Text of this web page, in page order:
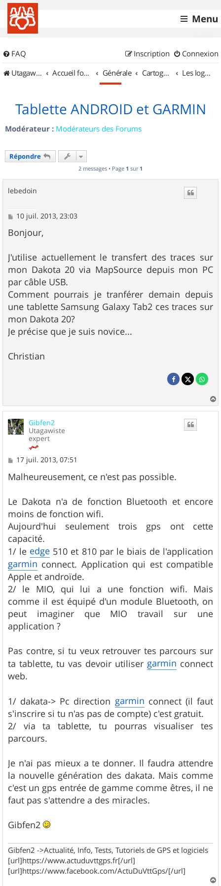
Menu
FAQ Connexion
Inscription
UtagawaVTT (Randos VTT et VTTAE avec traces GPS)
Accueil forum Générale Cartographie et GPS Les logiciels
Tablette ANDROID et GARMIN
Modérateur : Modérateurs des Forums
Répondre
2 messages • Page 1 sur 1
lebedoin
M
s
s
g
e
10 juil. 2013, 23:03
Bonjour,
J'utilise actuellement le transfert des traces sur
mon Dakota 20 via MapSource depuis mon PC
par câble USB.
Comment pourrais je tranférer demain depuis
une tablette Samsung Galaxy Tab2 ces traces sur
mon Dakota 20?
Je précise que je suis novice...
Christian
a
Gibfen2
Utagawiste
expert
M
s
s
g
e
17 juil. 2013, 07:51
Malheureusement, ce n'est pas possible.
Le Dakota n'a de fonction Bluetooth et encore
moins de fonction wifi.
Aujourd'hui seulement trois gps ont cette
capacité.
1/ le edge 510 et 810 par le biais de l'application
garmin connect. Application qui est compatible
Apple et androïde.
2/ le MIO, qui lui a une fonction wifi. Mais
comme il est équipé d'un module Bluetooth, on
peut imaginer que MIO travail sur une
application ?
Pas contre, si tu veux retrouver tes parcours sur
ta tablette, tu vas devoir utiliser garmin connect
web.
1/ dakata-> Pc direction garmin connect (il faut
s'inscrire si tu n'as pas de compte) c'est gratuit.
2/ via ta tablette, tu pourras visualiser tes
parcours.
Je n'ai pas mieux a te donner. Il faudra attendre
la nouvelle génération des dakata. Mais comme
c'est un gps entrée de gamme comme êtres, il ne
faut pas s'attendre a des miracles.
Gibfen2
Gibfen2 ->Actualité, Info, Tests, Tutoriels de GPS et logiciels
[url]https://www.actuduvttgps.fr[/url]
[url]https://www.facebook.com/ActuDuVttGps/[/url]